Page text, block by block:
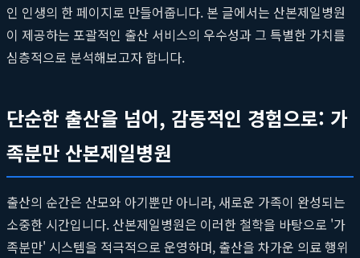
인 인생의 한 페이지로 만들어줍니다. 본 글에서는 산본제일병원
이 제공하는 포괄적인 출산 서비스의 우수성과 그 특별한 가치를
심층적으로 분석해보고자 합니다.
단순한 출산을 넘어, 감동적인 경험으로: 가
족분만 산본제일병원
출산의 순간은 산모와 아기뿐만 아니라, 새로운 가족이 완성되는
소중한 시간입니다. 산본제일병원은 이러한 철학을 바탕으로 '가
족분만' 시스템을 적극적으로 운영하며, 출산을 차가운 의료 행위